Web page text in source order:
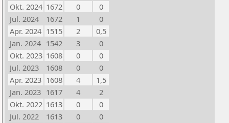
Okt. 2024 1672 0
0
Jul. 2024
1672 1
0
Apr. 2024 1515 2
0,5
Jan. 2024 1542 3
0
Okt. 2023 1608 0
0
Jul. 2023
1608 0
0
Apr. 2023 1608 4
1,5
Jan. 2023 1617 4
2
Okt. 2022 1613 0
0
Jul. 2022
1613 0
0